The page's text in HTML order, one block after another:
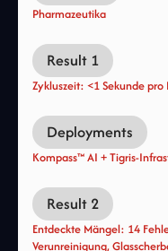
Pharmazeutika
Result 1
Zykluszeit: <1 Sekunde pro
Deployments
Kompass™ AI + Tigris-
Result 2
Entdeckte Mängel: 14
Verunreinigung,